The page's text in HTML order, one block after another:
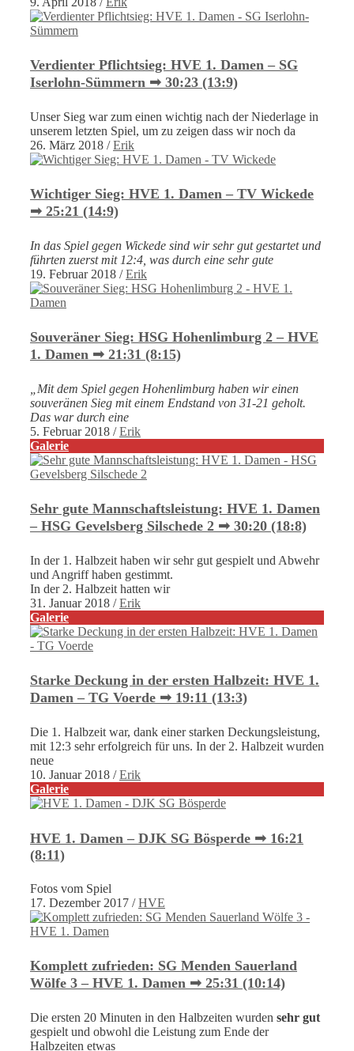
Verdienter Pflichtsieg: HVE 1. Damen – SG
Iserlohn-Sümmern ➟ 30:23 (13:9)
Unser Sieg war zum einen wichtig nach der Niederlage in
unserem letzten Spiel, um zu zeigen dass wir noch da
26. März 2018 /Erik
Wichtiger Sieg: HVE 1. Damen – TV Wickede
➟ 25:21 (14:9)
In das Spiel gegen Wickede sind wir sehr gut gestartet und
führten zuerst mit 12:4, was durch eine sehr gute
19. Februar 2018 /Erik
Souveräner Sieg: HSG Hohenlimburg 2 – HVE
1. Damen ➟ 21:31 (8:15)
„Mit dem Spiel gegen Hohenlimburg haben wir einen
souveränen Sieg mit einem Endstand von 31-21 geholt.
Das war durch eine
5. Februar 2018 /Erik
Galerie
Sehr gute Mannschaftsleistung: HVE 1. Damen
– HSG Gevelsberg Silschede 2 ➟ 30:20 (18:8)
In der 1. Halbzeit haben wir sehr gut gespielt und Abwehr
und Angriff haben gestimmt.
In der 2. Halbzeit hatten wir
31. Januar 2018 /Erik
Galerie
Starke Deckung in der ersten Halbzeit: HVE 1.
Damen – TG Voerde ➟ 19:11 (13:3)
Die 1. Halbzeit war, dank einer starken Deckungsleistung,
mit 12:3 sehr erfolgreich für uns. In der 2. Halbzeit wurden
neue
10. Januar 2018 /Erik
Galerie
HVE 1. Damen – DJK SG Bösperde ➟ 16:21
(8:11)
Fotos vom Spiel
17. Dezember 2017 /HVE
Komplett zufrieden: SG Menden Sauerland
Wölfe 3 – HVE 1. Damen ➟ 25:31 (10:14)
Die ersten 20 Minuten in den Halbzeiten wurden sehr gut
gespielt und obwohl die Leistung zum Ende der
Halbzeiten etwas